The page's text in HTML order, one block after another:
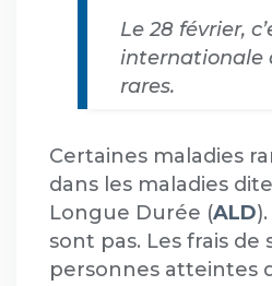
Le 28 février,
internationale
rares.
Certaines maladies
dans les maladies
Longue Durée (ALD
sont pas. Les frais de
personnes atteintes